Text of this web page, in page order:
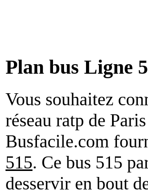
Plan bus Ligne
Vous souhaitez
réseau ratp de
Busfacile.com
515. Ce bus 515
desservir en bout